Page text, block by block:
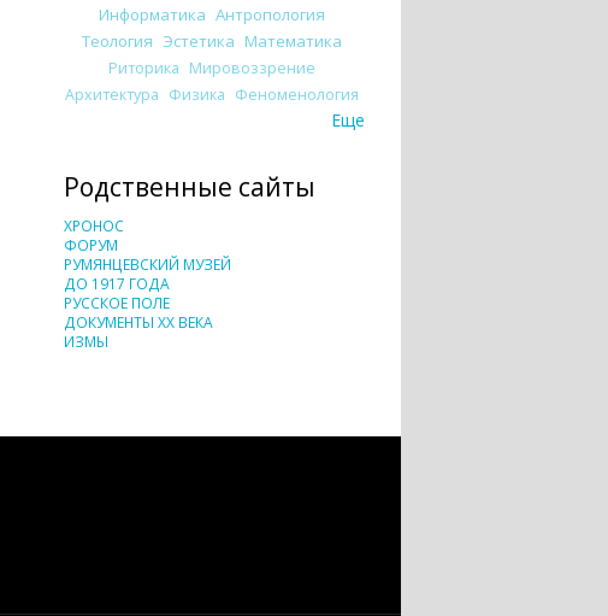
Информатика Антропология
Теология Эстетика Математика
Риторика Мировоззрение
Архитектура Физика Феноменология
Еще
Родственные сайты
ХРОНОС
ФОРУМ
РУМЯНЦЕВСКИЙ МУЗЕЙ
ДО 1917 ГОДА
РУССКОЕ ПОЛЕ
ДОКУМЕНТЫ XX ВЕКА
ИЗМЫ